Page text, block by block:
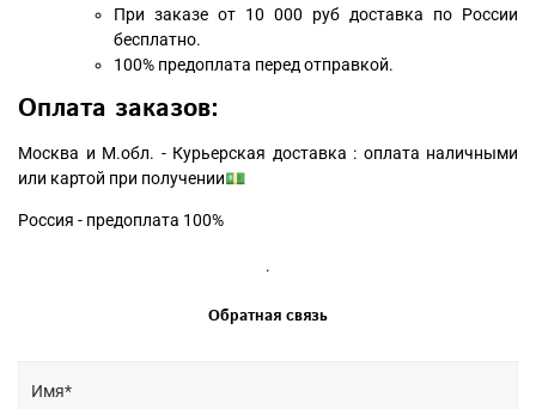
При заказе от 10 000 руб доставка по России
бесплатно.
100% предоплата перед отправкой.
Оплата заказов:
Москва и М.обл. - Курьерская доставка : оплата наличными
или картой при получении💵
Россия - предоплата 100%
.
Обратная связь